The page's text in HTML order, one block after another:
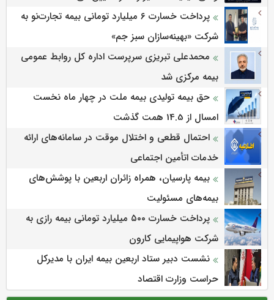
پرداخت خسارت ۶ میلیارد تومانی بیمه تجارت‌نو به
شرکت «بهینه‌سازان سبز جم»
محمدعلی تبریزی سرپرست اداره كل روابط عمومی
بیمه مركزی شد
حق بیمه تولیدی بیمه ملت در چهار ماه نخست
امسال از 14.5 همت گذشت
احتمال قطعی و اختلال موقت در سامانه‌های ارائه
خدمات اتأمین اجتماعی
بیمه پارسیان، همراه زائران اربعین با پوشش‌های
بیمه‌های مسئولیت
پرداخت خسارت ۵۰۰ میلیارد تومانی بیمه رازی به
شرکت هواپیمایی کارون
نشست دبیر ستاد اربعین بیمه ایران با مدیرکل
حراست وزارت اقتصاد